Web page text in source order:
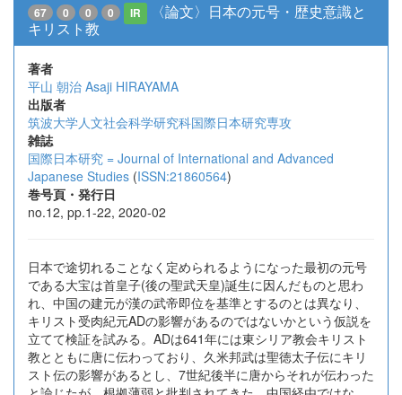
67 0 0 0 IR
〈論文〉日本の元号・歴史意識と
キリスト教
著者
平山 朝治 Asaji HIRAYAMA
出版者
筑波大学人文社会科学研究科国際日本研究専攻
雑誌
国際日本研究 = Journal of International and Advanced
Japanese Studies (ISSN:21860564)
巻号頁・発行日
no.12, pp.1-22, 2020-02
日本で途切れることなく定められるようになった最初の元号
である大宝は首皇子(後の聖武天皇)誕生に因んだものと思わ
れ、中国の建元が漢の武帝即位を基準とするのとは異なり、
キリスト受肉紀元ADの影響があるのではないかという仮説を
立てて検証を試みる。ADは641年には東シリア教会キリスト
教とともに唐に伝わっており、久米邦武は聖徳太子伝にキリ
スト伝の影響があるとし、7世紀後半に唐からそれが伝わった